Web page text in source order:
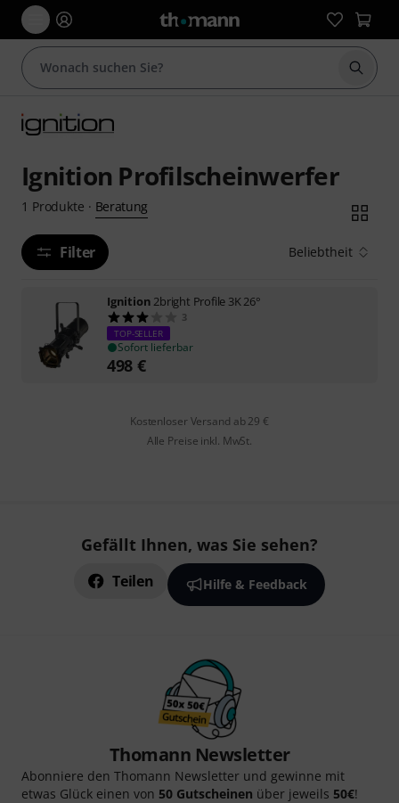
Suche
Ignition Profilscheinwerfer
1 Produkte · Beratung
Filter Beliebtheit
Ignition 2bright Profile 3K 26°
3
TOP-SELLER
Sofort lieferbar
498 €
Kostenloser Versand ab 29 €
Alle Preise inkl. MwSt.
Gefällt Ihnen, was Sie sehen?
Teilen Hilfe & Feedback
Thomann Newsletter
Abonniere den Thomann Newsletter und gewinne mit
etwas Glück einen von 50 Gutscheinen über jeweils 50€!